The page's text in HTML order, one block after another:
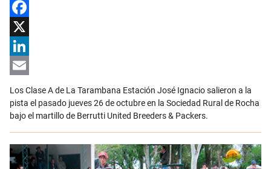
Facebook
X
LinkedIn
Los Clase A de La Tarambana Estación José Ignacio salieron a la
pista el pasado jueves 26 de octubre en la Sociedad Rural de Rocha
bajo el martillo de Berrutti United Breeders & Packers.